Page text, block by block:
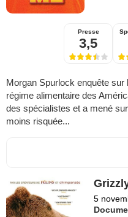
Presse
3,5
Morgan Spurlock enquête
régime alimentaire des
des spécialistes et a mené
moins risquée...
5